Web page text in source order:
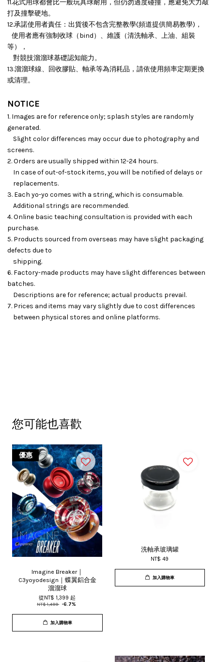
11.花式用球都會比一般玩具球耐用，但仍勿過度碰撞，應避免大力敲
打及撞擊硬地。
12.承諾使用者責任：出貨後不包含完整教學(頻道提供簡易教學)，
使用者應有強制收球（bind）、維護（清洗軸承、上油、組裝
等），
對競技溜溜球基礎認知能力。
13.溜溜球線、回收膠貼、軸承等為消耗品，請依使用頻率定期更換
或清理。
NOTICE
1. Images are for reference only; splash styles are randomly
generated.
Slight color differences may occur due to photography and
screens.
2. Orders are usually shipped within 12-24 hours.
In case of out-of-stock items, you will be notified of delays or
replacements.
3. Each yo-yo comes with a string, which is consumable.
Additional strings are recommended.
4. Online basic teaching consultation is provided with each
purchase.
5. Products sourced from overseas may have slight packaging
defects due to
shipping.
6. Factory-made products may have slight differences between
batches.
Descriptions are for reference; actual products prevail.
7. Prices and items may vary slightly due to cost differences
between physical stores and online platforms.
您可能也喜歡
優惠
Imagine Breaker｜
C3yoyodesign｜蝶翼鋁合金
溜溜球
從NT$ 1,399起
NT$ 1,499 -6.7%
加入購物車
洗軸承玻璃罐
NT$ 49
加入購物車